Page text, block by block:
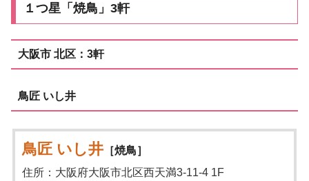
１つ星「焼鳥」3軒
大阪市 北区：3軒
鳥匠 いし井
鳥匠 いし井 ［焼鳥］
住所：大阪府大阪市北区西天満3-11-4 1F